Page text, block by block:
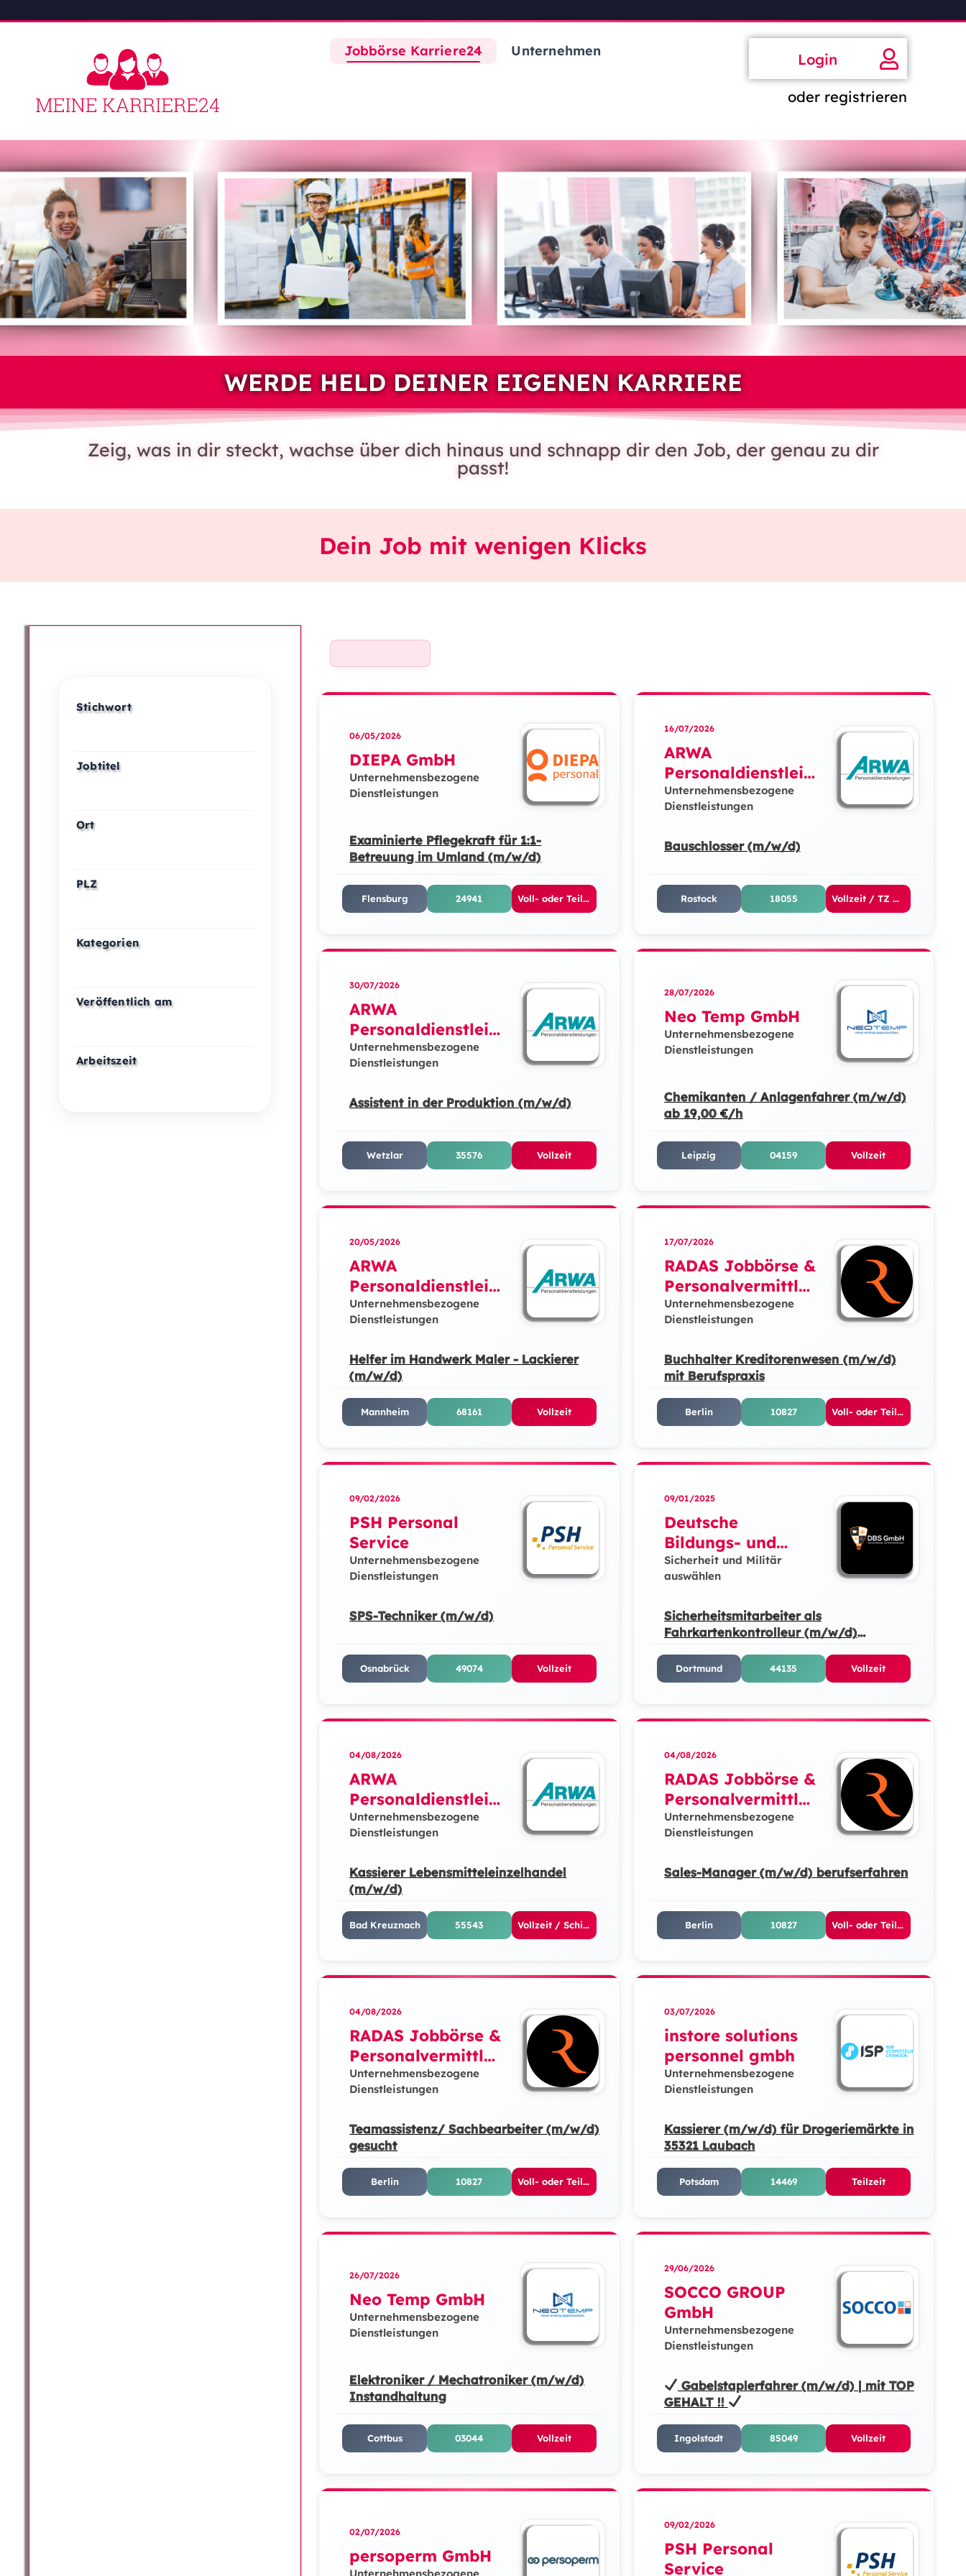
Jobbörse Karriere24 Unternehmen Login
oder registrieren
WERDE HELD DEINER EIGENEN KARRIERE
Zeig, was in dir steckt, wachse über dich hinaus und schnapp dir den Job, der genau zu dir
passt!
Dein Job mit wenigen Klicks
Stichwort
Jobtitel
Ort
PLZ
Kategorien
Veröffentlich am
Arbeitszeit
06/05/2026
DIEPA GmbH
Unternehmensbezogene
Dienstleistungen
Examinierte Pflegekraft für 1:1-
Betreuung im Umland (m/w/d)
Flensburg 24941 Voll- oder Teilzeit
16/07/2026
ARWA
Personaldienstleist
ungen GmbH
Unternehmensbezogene
Dienstleistungen
Bauschlosser (m/w/d)
Rostock 18055 Vollzeit / TZ Vormittags / TZ Nachmittags / TZ Abends / Schicht
30/07/2026
ARWA
Personaldienstleist
ungen GmbH
Unternehmensbezogene
Dienstleistungen
Assistent in der Produktion (m/w/d)
Wetzlar 35576 Vollzeit
28/07/2026
Neo Temp GmbH
Unternehmensbezogene
Dienstleistungen
Chemikanten / Anlagenfahrer (m/w/d)
ab 19,00 €/h
Leipzig 04159 Vollzeit
20/05/2026
ARWA
Personaldienstleist
ungen GmbH
Unternehmensbezogene
Dienstleistungen
Helfer im Handwerk Maler - Lackierer
(m/w/d)
Mannheim 68161 Vollzeit
17/07/2026
RADAS Jobbörse &
Personalvermittlun
g GmbH
Unternehmensbezogene
Dienstleistungen
Buchhalter Kreditorenwesen (m/w/d)
mit Berufspraxis
Berlin 10827 Voll- oder Teilzeit
09/02/2026
PSH Personal
Service
Unternehmensbezogene
Dienstleistungen
SPS-Techniker (m/w/d)
Osnabrück 49074 Vollzeit
09/01/2025
Deutsche
Bildungs- und
Sicherheitslösunge
n GmbH
Sicherheit und Militär
auswählen
Sicherheitsmitarbeiter als
Fahrkartenkontrolleur (m/w/d)
Dortmund 44135 Vollzeit
04/08/2026
ARWA
Personaldienstleist
ungen GmbH
Unternehmensbezogene
Dienstleistungen
Kassierer Lebensmitteleinzelhandel
(m/w/d)
Bad Kreuznach 55543 Vollzeit / Schicht
04/08/2026
RADAS Jobbörse &
Personalvermittlun
g GmbH
Unternehmensbezogene
Dienstleistungen
Sales-Manager (m/w/d) berufserfahren
Berlin 10827 Voll- oder Teilzeit
04/08/2026
RADAS Jobbörse &
Personalvermittlun
g GmbH
Unternehmensbezogene
Dienstleistungen
Teamassistenz/ Sachbearbeiter (m/w/d)
gesucht
Berlin 10827 Voll- oder Teilzeit
03/07/2026
instore solutions
personnel gmbh
Unternehmensbezogene
Dienstleistungen
Kassierer (m/w/d) für Drogeriemärkte in
35321 Laubach
Potsdam 14469 Teilzeit
26/07/2026
Neo Temp GmbH
Unternehmensbezogene
Dienstleistungen
Elektroniker / Mechatroniker (m/w/d)
Instandhaltung
Cottbus 03044 Vollzeit
29/06/2026
SOCCO GROUP
GmbH
Unternehmensbezogene
Dienstleistungen
Gabelstaplerfahrer (m/w/d) | mit TOP
GEHALT !!
Ingolstadt 85049 Vollzeit
02/07/2026
persoperm GmbH
09/02/2026
PSH Personal
Service